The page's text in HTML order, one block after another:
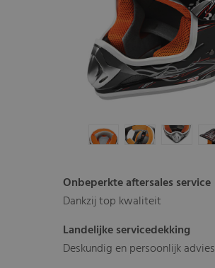
Onbeperkte aftersales service
Dankzij top kwaliteit
Landelijke servicedekking
Deskundig en persoonlijk advies